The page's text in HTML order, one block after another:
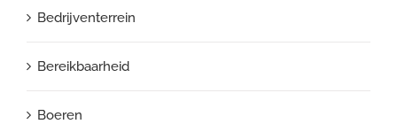
Bedrijventerrein
Bereikbaarheid
Boeren